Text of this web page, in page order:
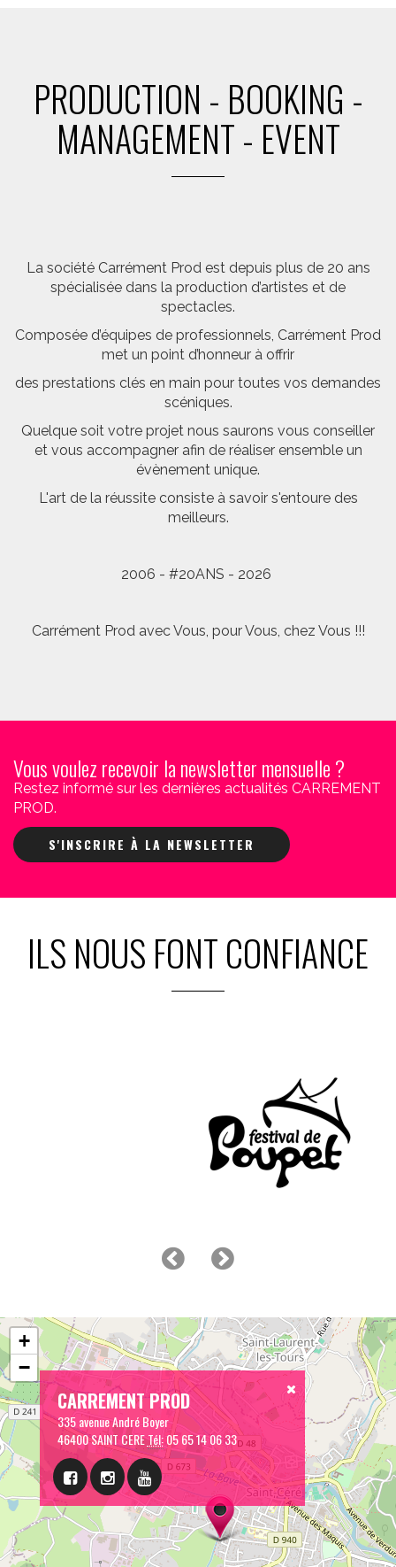
PRODUCTION - BOOKING -
MANAGEMENT - EVENT
La société Carrément Prod est depuis plus de 20 ans
spécialisée dans la production d’artistes et de
spectacles.
Composée d’équipes de professionnels, Carrément Prod
met un point d’honneur à offrir
des prestations clés en main pour toutes vos demandes
scéniques.
Quelque soit votre projet nous saurons vous conseiller
et vous accompagner afin de réaliser ensemble un
évènement unique.
L'art de la réussite consiste à savoir s'entoure des
meilleurs.
2006 - #20ANS - 2026
Carrément Prod avec Vous, pour Vous, chez Vous !!!
Vous voulez recevoir la newsletter mensuelle ?
Restez informé sur les dernières actualités CARREMENT
PROD.
S'INSCRIRE À LA NEWSLETTER
ILS NOUS FONT CONFIANCE
CARREMENT PROD
335 avenue André Boyer
46400 SAINT CERETél:05 65 14 06 33
+
−